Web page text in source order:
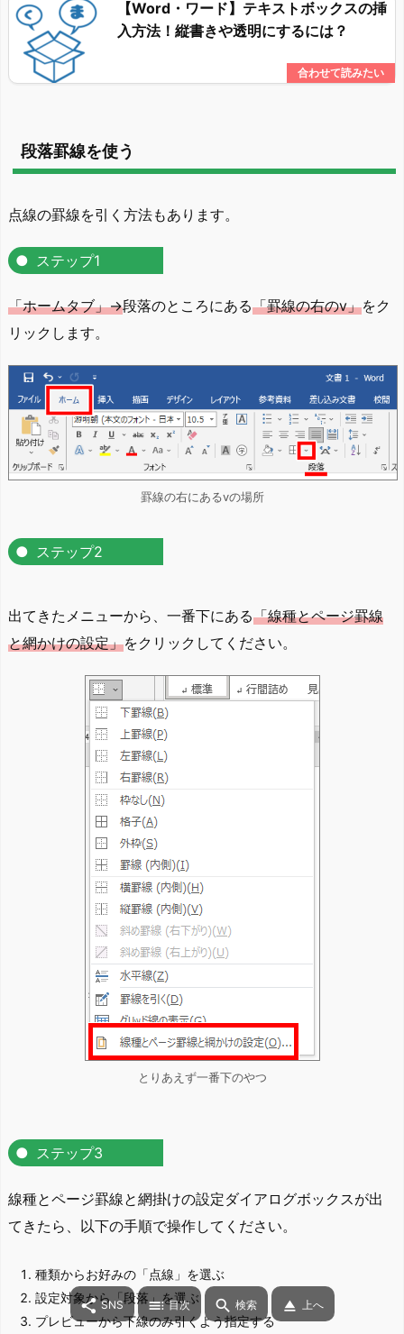
【Word・ワード】テキストボックスの挿
入方法！縦書きや透明にするには？
段落罫線を使う
点線の罫線を引く方法もあります。
ステップ1
「ホームタブ」→段落のところにある「罫線の右のv」をク
リックします。
罫線の右にあるvの場所
ステップ2
出てきたメニューから、一番下にある「線種とページ罫線
と網かけの設定」をクリックしてください。
とりあえず一番下のやつ
ステップ3
線種とページ罫線と網掛けの設定ダイアログボックスが出
てきたら、以下の手順で操作してください。
種類からお好みの「点線」を選ぶ
設定対象から「段落」を選ぶ
プレビューから下線のみ引くよう指定する
 SNS  目次  検索  上へ